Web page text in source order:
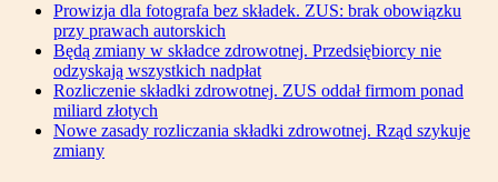
Prowizja dla fotografa bez składek. ZUS: brak obowiązku
przy prawach autorskich
Będą zmiany w składce zdrowotnej. Przedsiębiorcy nie
odzyskają wszystkich nadpłat
Rozliczenie składki zdrowotnej. ZUS oddał firmom ponad
miliard złotych
Nowe zasady rozliczania składki zdrowotnej. Rząd szykuje
zmiany